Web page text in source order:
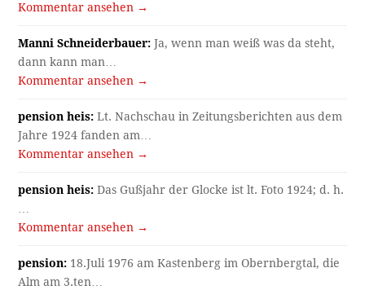
Kommentar ansehen →
Manni Schneiderbauer: Ja, wenn man weiß was da steht,
dann kann man…
Kommentar ansehen →
pension heis: Lt. Nachschau in Zeitungsberichten aus dem
Jahre 1924 fanden am…
Kommentar ansehen →
pension heis: Das Gußjahr der Glocke ist lt. Foto 1924; d. h.
…
Kommentar ansehen →
pension: 18.Juli 1976 am Kastenberg im Obernbergtal, die
Alm am 3.ten…